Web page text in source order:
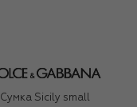
Сумка Sicily small